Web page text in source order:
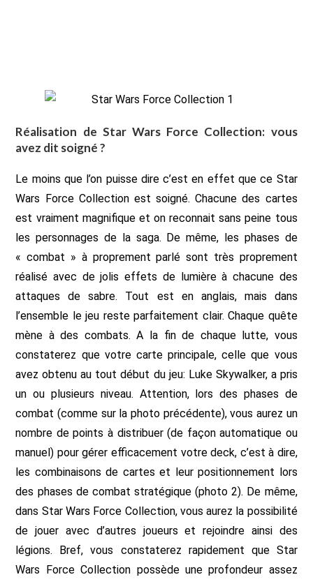
Réalisation de Star Wars Force Collection: vous
avez dit soigné ?
Le moins que l’on puisse dire c’est en effet que ce Star
Wars Force Collection est soigné. Chacune des cartes
est vraiment magnifique et on reconnait sans peine tous
les personnages de la saga. De même, les phases de
« combat » à proprement parlé sont très proprement
réalisé avec de jolis effets de lumière à chacune des
attaques de sabre. Tout est en anglais, mais dans
l’ensemble le jeu reste parfaitement clair. Chaque quête
mène à des combats. A la fin de chaque lutte, vous
constaterez que votre carte principale, celle que vous
avez obtenu au tout début du jeu: Luke Skywalker, a pris
un ou plusieurs niveau. Attention, lors des phases de
combat (comme sur la photo précédente), vous aurez un
nombre de points à distribuer (de façon automatique ou
manuel) pour gérer efficacement votre deck, c’est à dire,
les combinaisons de cartes et leur positionnement lors
des phases de combat stratégique (photo 2). De même,
dans Star Wars Force Collection, vous aurez la possibilité
de jouer avec d’autres joueurs et rejoindre ainsi des
légions. Bref, vous constaterez rapidement que Star
Wars Force Collection possède une profondeur assez